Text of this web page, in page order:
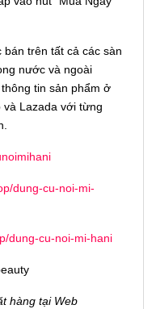
trên tất cả các sàn
nước và ngoài
tin sản phẩm ở
và Lazada với từng
dung-cu-noi-mi-
dung-cu-noi-mi-hani
hàng tại Web